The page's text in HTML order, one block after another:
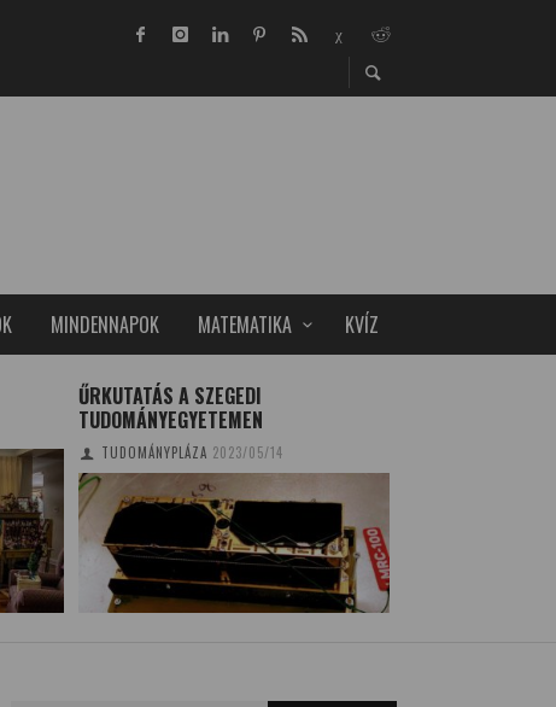
MINDENNAPOK MATEMATIKA KVÍZ
ŰRKUTATÁS A SZEGEDI
TUDOMÁNYEGYETEMEN
TUDOMÁNYPLÁZA 2023/05/14